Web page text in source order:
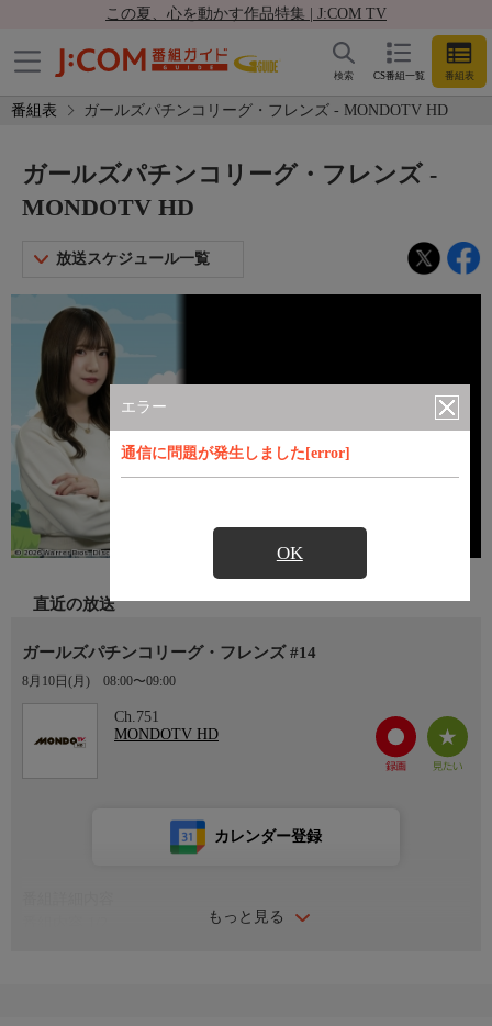
この夏、心を動かす作品特集 | J:COM TV
CS番組一覧 番組表
検索
番組表 ガールズパチンコリーグ・フレンズ - MONDOTV HD
エラー
通信に問題が発生しました[error]
OK
ガールズパチンコリーグ・フレンズ -
MONDOTV HD
放送スケジュール一覧
直近の放送
ガールズパチンコリーグ・フレンズ #14
8月10日(月) 08:00〜09:00
Ch.751
MONDOTV HD
もっと見る
カレンダー登録